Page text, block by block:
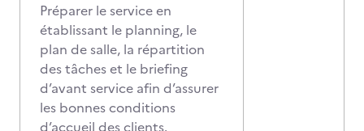
Préparer le service en
établissant le planning, le
plan de salle, la répartition
des tâches et le briefing
d’avant service afin d’assurer
les bonnes conditions
d’accueil des clients.